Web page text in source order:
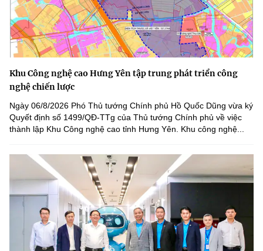
Khu Công nghệ cao Hưng Yên tập trung phát triển công
nghệ chiến lược
Ngày 06/8/2026 Phó Thủ tướng Chính phủ Hồ Quốc Dũng vừa ký
Quyết định số 1499/QĐ-TTg của Thủ tướng Chính phủ về việc
thành lập Khu Công nghệ cao tỉnh Hưng Yên. Khu công nghệ...